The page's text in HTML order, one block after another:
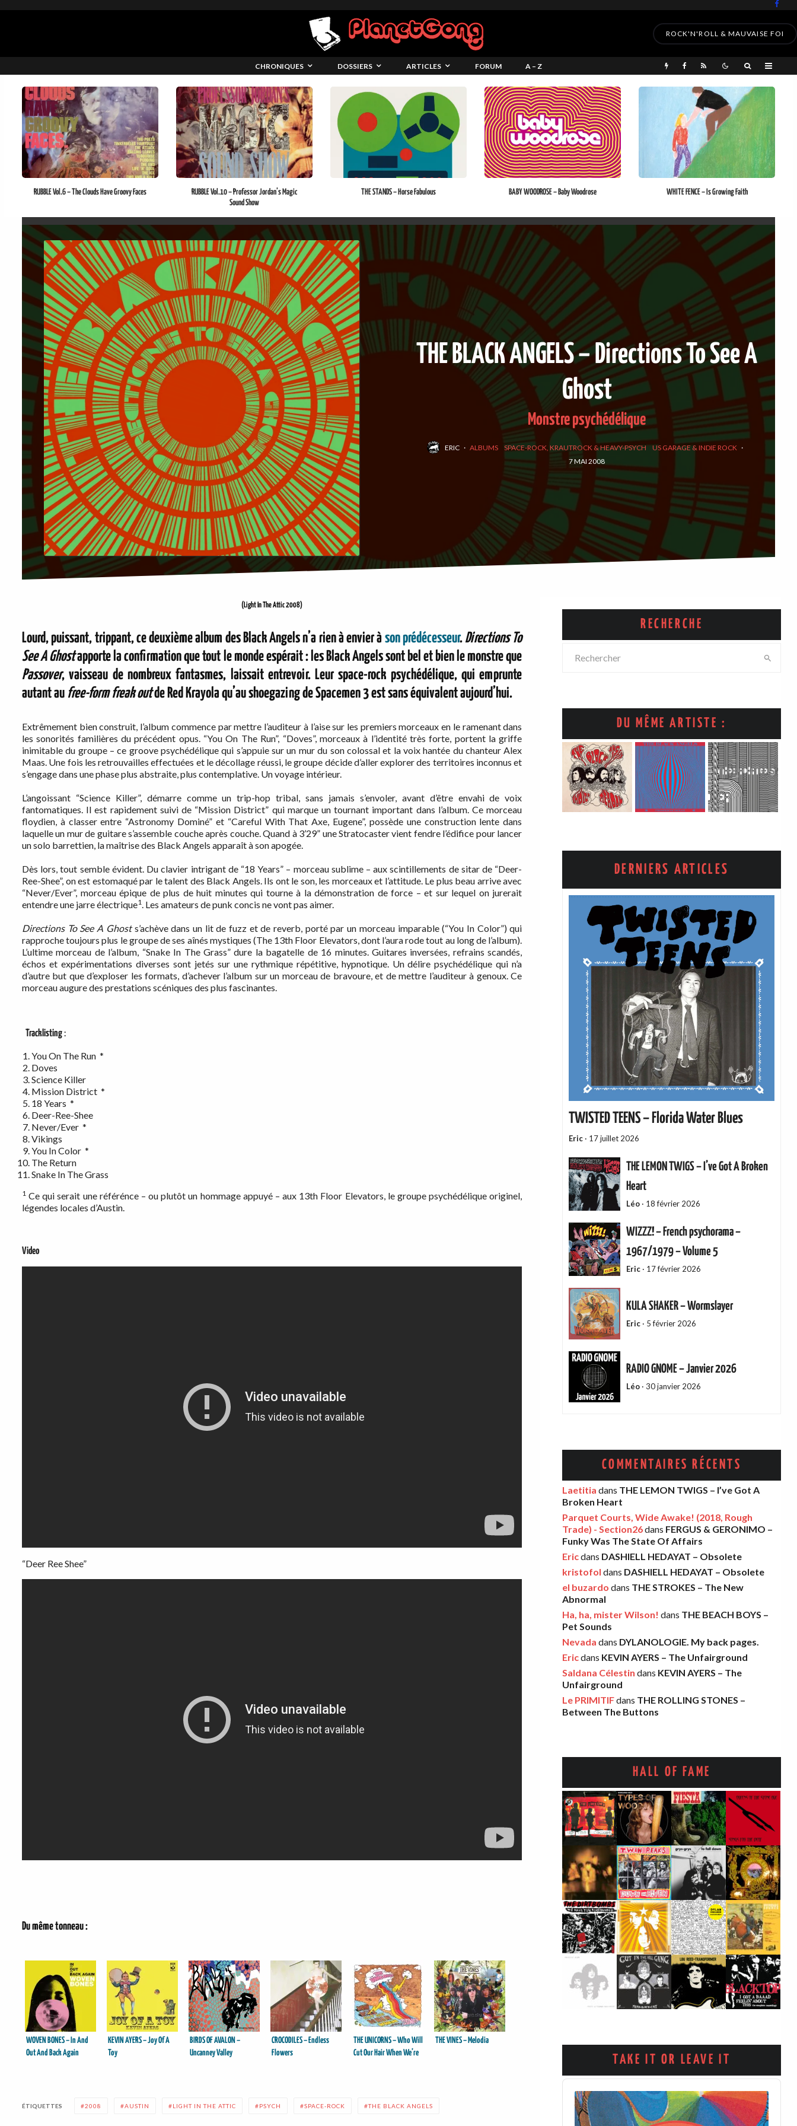
ROCK'N'ROLL & MAUVAISE FOI
CHRONIQUES DOSSIERS ARTICLES FORUM A – Z
RUBBLE Vol.6 – The Clouds Have Groovy Faces
RUBBLE Vol.10 – Professor Jordan’s Magic
Sound Show
THE STANDS – Horse Fabulous BABY WOODROSE – Baby Woodrose WHITE FENCE – Is Growing Faith
THE BLACK ANGELS – Directions To See A
Ghost
Monstre psychédélique
ERIC · ALBUMS SPACE-ROCK, KRAUTROCK & HEAVY-PSYCH US GARAGE & INDIE ROCK ·
7 MAI 2008
(Light In The Attic 2008)
Lourd, puissant, trippant, ce deuxième album des Black Angels n’a rien à envier à son prédécesseur. Directions To
SeeAGhostapporte la confirmation que tout le monde espérait : les Black Angels sont bel et bien le monstre que
Passover, vaisseau de nombreux fantasmes, laissait entrevoir. Leur space-rock psychédélique, qui emprunte
autant au free-form freak outde Red Krayola qu’au shoegazing de Spacemen 3 est sans équivalent aujourd’hui.
Extrêmement bien construit, l’album commence par mettre l’auditeur à l’aise sur les premiers morceaux en le ramenant dans
les sonorités familières du précédent opus. “You On The Run”, “Doves”, morceaux à l’identité très forte, portent la griffe
inimitable du groupe – ce groove psychédélique qui s’appuie sur un mur du son colossal et la voix hantée du chanteur Alex
Maas. Une fois les retrouvailles effectuées et le décollage réussi, le groupe décide d’aller explorer des territoires inconnus et
s’engage dans une phase plus abstraite, plus contemplative. Un voyage intérieur.
L’angoissant “Science Killer”, démarre comme un trip-hop tribal, sans jamais s’envoler, avant d’être envahi de voix
fantomatiques. Il est rapidement suivi de “Mission District” qui marque un tournant important dans l’album. Ce morceau
floydien, à classer entre “Astronomy Dominé” et “Careful With That Axe, Eugene”, possède une construction lente dans
laquelle un mur de guitare s’assemble couche après couche. Quand à 3’29” une Stratocaster vient fendre l’édifice pour lancer
un solo barrettien, la maîtrise des Black Angels apparaît à son apogée.
Dès lors, tout semble évident. Du clavier intrigant de “18 Years” – morceau sublime – aux scintillements de sitar de “Deer-
Ree-Shee”, on est estomaqué par le talent des Black Angels. Ils ont le son, les morceaux et l’attitude. Le plus beau arrive avec
“Never/Ever”, morceau épique de plus de huit minutes qui tourne à la démonstration de force – et sur lequel on jurerait
entendre une jarre électrique1. Les amateurs de punk concis ne vont pas aimer.
Directions To See A Ghosts’achève dans un lit de fuzz et de reverb, porté par un morceau imparable (“You In Color”) qui
rapproche toujours plus le groupe de ses aînés mystiques (The 13th Floor Elevators, dont l’aura rode tout au long de l’album).
L’ultime morceau de l’album, “Snake In The Grass” dure la bagatelle de 16 minutes. Guitares inversées, refrains scandés,
échos et expérimentations diverses sont jetés sur une rythmique répétitive, hypnotique. Un délire psychédélique qui n’a
d’autre but que d’exploser les formats, d’achever l’album sur un morceau de bravoure, et de mettre l’auditeur à genoux. Ce
morceau augure des prestations scéniques des plus fascinantes.
Tracklisting:
You On The Run *
Doves
Science Killer
Mission District *
18 Years *
Deer-Ree-Shee
Never/Ever *
Vikings
You In Color *
The Return
Snake In The Grass
1 Ce qui serait une référénce – ou plutôt un hommage appuyé – aux 13th Floor Elevators, le groupe psychédélique originel,
légendes locales d’Austin.
Video
“Deer Ree Shee”
Du même tonneau :
WOVEN BONES – In And
Out And Back Again
KEVIN AYERS – Joy Of A
Toy
BIRDS OF AVALON –
Uncanney Valley
CROCODILES – Endless
Flowers
THE UNICORNS – Who Will
Cut Our Hair When We’re
THE VINES – Melodia
ÉTIQUETTES 2008 AUSTIN LIGHT IN THE ATTIC PSYCH SPACE-ROCK THE BLACK ANGELS
RECHERCHE
DU MÊME ARTISTE :
DERNIERS ARTICLES
TWISTED TEENS – Florida Water Blues
Eric · 17 juillet 2026
THE LEMON TWIGS – I’ve Got A Broken
Heart
Léo· 18 février 2026
WIZZZ! – French psychorama –
1967/1979 – Volume 5
Eric· 17 février 2026
KULA SHAKER – Wormslayer
Eric· 5 février 2026
RADIO GNOME – Janvier 2026
Léo· 30 janvier 2026
Eric·13 décembre 2025
AMELIA COBURN – Between The Moon
Léo · 9 décembre 2025
THE LEMON TWIGS – Go To School
Léo· 5 novembre 2025
Eric·2 novembre 2025
Léo · 29 octobre 2025
COMMENTAIRES RÉCENTS
Laetitia dans THE LEMON TWIGS – I’ve Got A
Broken Heart
Parquet Courts, Wide Awake! (2018, Rough
Trade) - Section26dans FERGUS & GERONIMO –
Funky Was The State Of Affairs
Ericdans DASHIELL HEDAYAT – Obsolete
kristofol dans DASHIELL HEDAYAT – Obsolete
el buzardo dans THE STROKES – The New
Abnormal
Ha, ha, mister Wilson! dans THE BEACH BOYS –
Pet Sounds
Nevada dans DYLANOLOGIE. My back pages.
Ericdans KEVIN AYERS – The Unfairground
Saldana Célestin dans KEVIN AYERS – The
Unfairground
Le PRIMITIFdans THE ROLLING STONES –
Between The Buttons
HALL OF FAME
TAKE IT OR LEAVE IT
Audio
Player